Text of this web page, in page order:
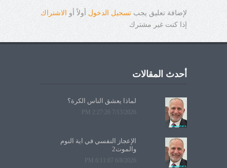
لإضافة تعليق يجبتسجيل الدخول أولاً أو
الاشتراك
إذا كنت غير مشترك
أحدث المقالات
لماذا يعشق الناس الكرة؟
7/13/2026 2:27:26 PM
الإعجاز النفسي في آية النوم
والموت2
6/8/2026 6:11:07 PM